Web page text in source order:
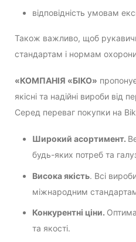
відповідність умовам
Також важливо, щоб
стандартам і нормам
«КОМПАНІЯ «БІКО»
якісні та надійні вироби від
Серед переваг покупки на
Широкий асортимент.
будь-яких потреб та
Висока якість. Всі
міжнародним
Конкурентні ціни.
та якості.